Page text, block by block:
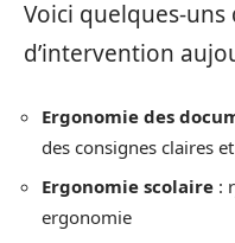
Voici quelques-
d’intervention
Ergonomie des
des consignes claires
Ergonomie scolaire :
ergonomie